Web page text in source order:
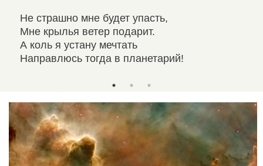
Не страшно мне будет упасть,
Мне крылья ветер подарит.
А коль я устану мечтать
Направлюсь тогда в планетарий!